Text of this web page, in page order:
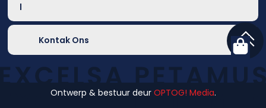
Kontak Ons
Ontwerp & bestuur deur OPTOG! Media.